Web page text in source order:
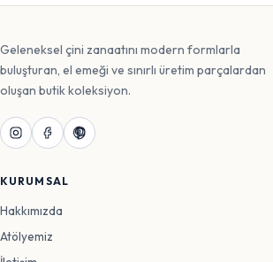
Geleneksel çini zanaatını modern formlarla
buluşturan, el emeği ve sınırlı üretim parçalardan
oluşan butik koleksiyon.
KURUMSAL
Hakkımızda
Atölyemiz